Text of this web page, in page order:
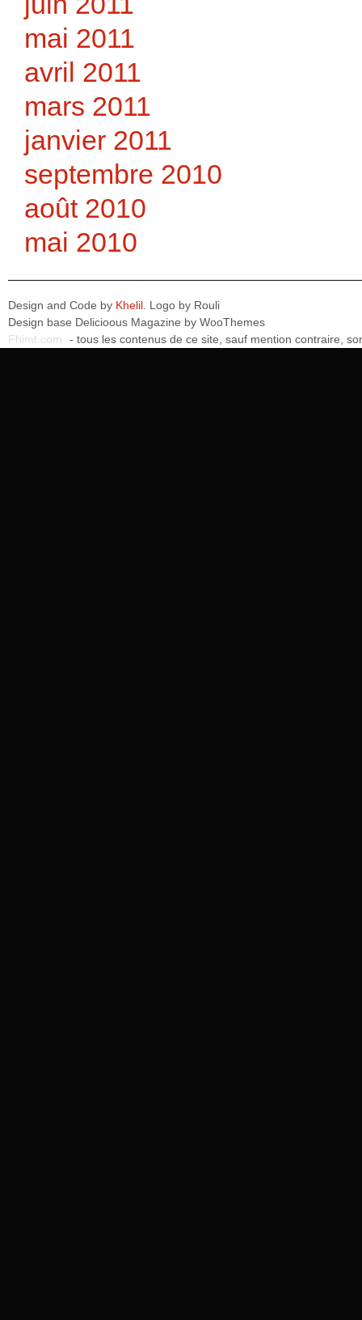
mai 2011
avril 2011
mars 2011
janvier 2011
septembre 2010
août 2010
mai 2010
Design and Code by Khelil . Logo by Rouli
Design base Delicioous Magazine by WooThemes
Fhimt.com
- tous les contenus de ce site, sauf mention contraire,